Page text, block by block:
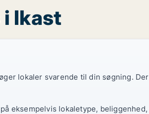
Ikast
lokaler svarende til din søgning.
eksempelvis lokaletype,